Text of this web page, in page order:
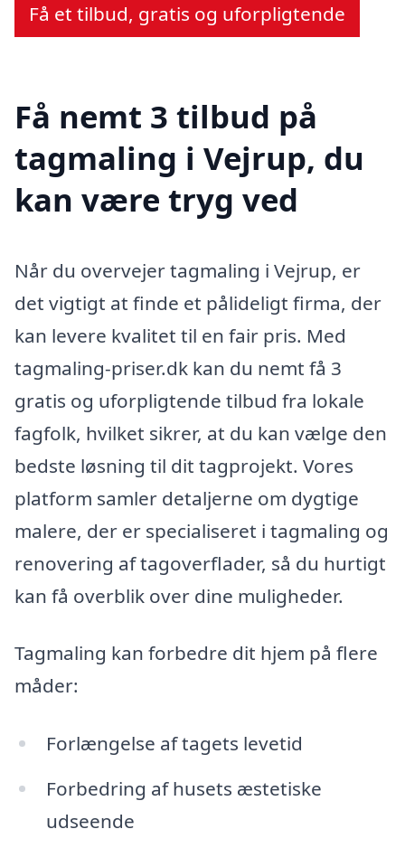
Få et tilbud, gratis og uforpligtende
Få nemt 3 tilbud på
tagmaling i Vejrup, du
kan være tryg ved
Når du overvejer tagmaling i Vejrup, er
det vigtigt at finde et pålideligt firma, der
kan levere kvalitet til en fair pris. Med
tagmaling-priser.dk kan du nemt få 3
gratis og uforpligtende tilbud fra lokale
fagfolk, hvilket sikrer, at du kan vælge den
bedste løsning til dit tagprojekt. Vores
platform samler detaljerne om dygtige
malere, der er specialiseret i tagmaling og
renovering af tagoverflader, så du hurtigt
kan få overblik over dine muligheder.
Tagmaling kan forbedre dit hjem på flere
måder:
Forlængelse af tagets levetid
Forbedring af husets æstetiske
udseende